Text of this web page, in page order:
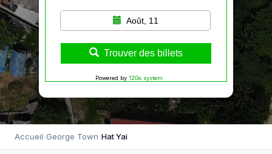
Août, 11
Trouver des billets
Powered by 12Go system
Accueil›George Town›Hat Yai